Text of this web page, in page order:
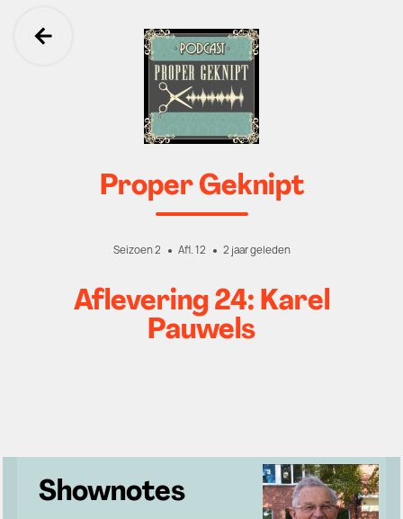
Ga terug
Proper Geknipt
Seizoen 2 Afl. 12 2 jaar geleden
Aflevering 24: Karel
Pauwels
Shownotes